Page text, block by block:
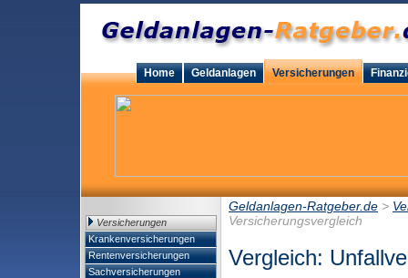
Home Geldanlagen Versicherungen
Versicherungen
Krankenversicherungen
Rentenversicherungen
Sachversicherungen
Geldanlagen-Ratgeber.de >
Versicherungsvergleich
Vergleich: